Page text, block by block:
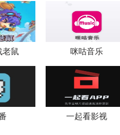
老鼠 咪咕音乐
一起看影视